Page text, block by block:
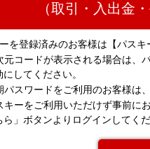
（取引・入出金
を登録済みのお客様は【パスキ
元コードが表示される場合は、
にしてください。
パスワードをご利用のお客様は
キーをご利用いただけず事前に
ら」ボタンよりログインしてくだ